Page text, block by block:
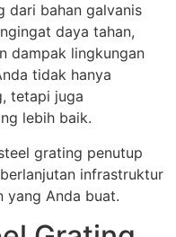
dari bahan galvanis
daya tahan,
dampak lingkungan
tidak hanya
tetapi juga
lebih baik.
grating penutup
infrastruktur
yang Anda buat.